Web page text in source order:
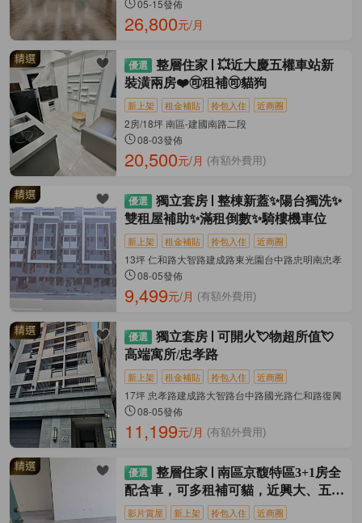
05-15發佈
26,800元/月
整層住家
💥近大慶五權車站新
裝潢兩房❤️🉑租補🉑貓狗
新上架 租金補貼 拎包入住 近商圈
2房/18坪 南區-建國南路二段
08-03發佈
20,500元/月 (有額外費用)
獨立套房
整棟新蓋✨陽台獨洗✨
雙租屋補助✨滿租倒數✨騎樓機車位
新上架 租金補貼 拎包入住 近商圈
13坪 仁和路大智路建成路東光園台中路忠明南忠孝 南
08-05發佈
9,499元/月 (有額外費用)
獨立套房
可開火💘物超所值💘
高端寓所/忠孝路
新上架 租金補貼 拎包入住 近商圈
17坪 忠孝路建成路大智路台中路國光路仁和路復興 南
08-05發佈
11,199元/月 (有額外費用)
整層住家
南區京馥特區3+1房全
配含車，可多租補可貓，近興大、五權
車站
影片賞屋 新上架 拎包入住 近商圈